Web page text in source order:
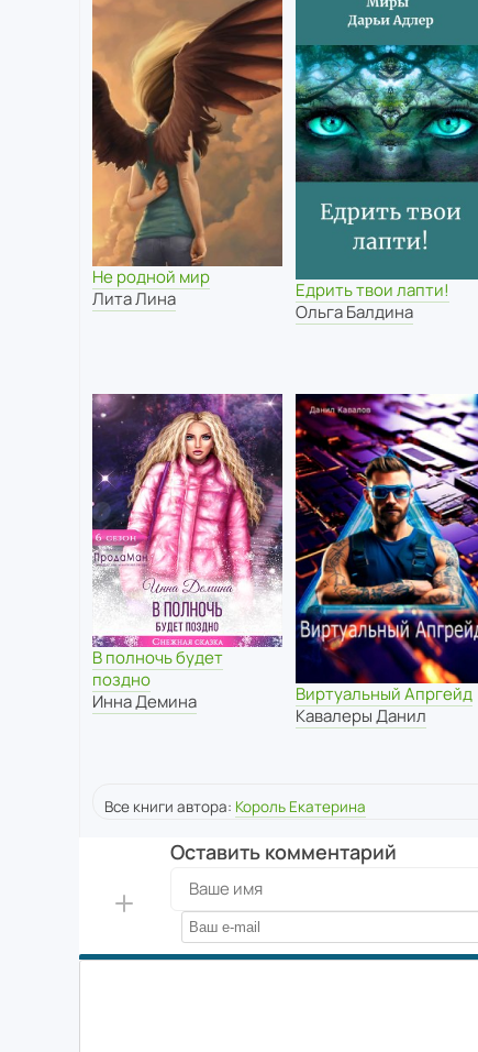
Не родной мир
Лита Лина
Едрить твои лапти!
Ольга Балдина
В полночь будет
поздно
Инна Демина
Виртуальный Апргейд
Кавалеры Данил
Все книги автора: Король Екатерина
Оставить комментарий